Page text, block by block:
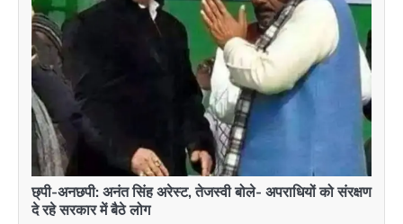
छ्पी-अनछपी: अनंत सिंह अरेस्ट, तेजस्वी बोले- अपराधियों को संरक्षण
दे रहे सरकार में बैठे लोग